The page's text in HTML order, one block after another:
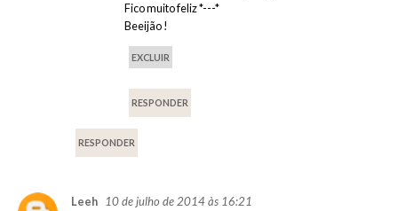
Fico muito feliz *---*
Beeijão !
EXCLUIR
RESPONDER
RESPONDER
Leeh 10 de julho de 2014 às 16:21